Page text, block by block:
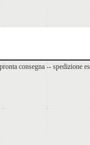
consegna -- spedizione